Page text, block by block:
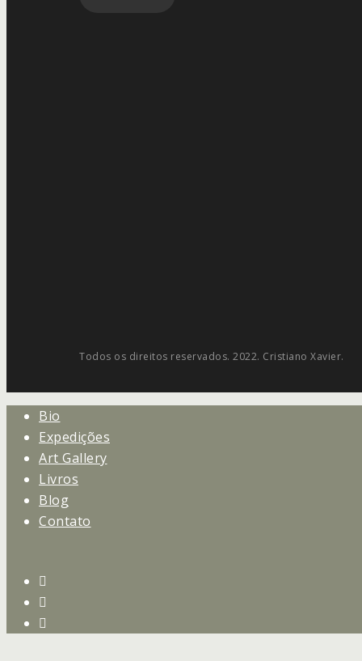
Todos os direitos reservados. 2022. Cristiano Xavier.
Close
Menu
Bio
Expedições
Art Gallery
Livros
Blog
Contato
instagram
whatsapp
email